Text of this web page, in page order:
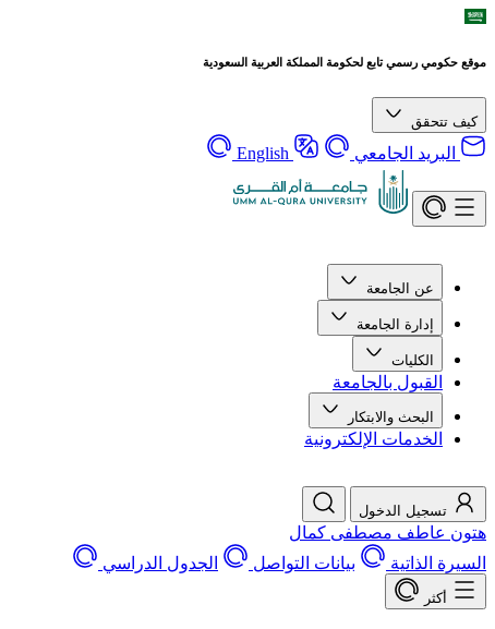
موقع حكومي رسمي تابع لحكومة المملكة العربية السعودية
كيف تتحقق
البريد الجامعي English
عن الجامعة
إدارة الجامعة
الكليات
القبول بالجامعة
البحث والابتكار
الخدمات الإلكترونية
تسجيل الدخول
هتون عاطف مصطفى كمال
السيرة الذاتية
بيانات التواصل الجدول الدراسي
أكثر